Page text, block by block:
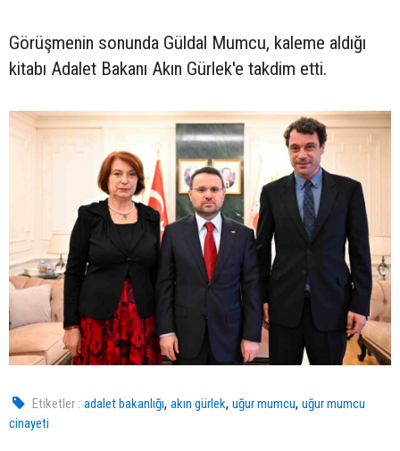
Görüşmenin sonunda Güldal Mumcu, kaleme aldığı
kitabı Adalet Bakanı Akın Gürlek'e takdim etti.
Etiketler : adalet bakanlığı,akın gürlek,uğur mumcu,uğur mumcu
cinayeti